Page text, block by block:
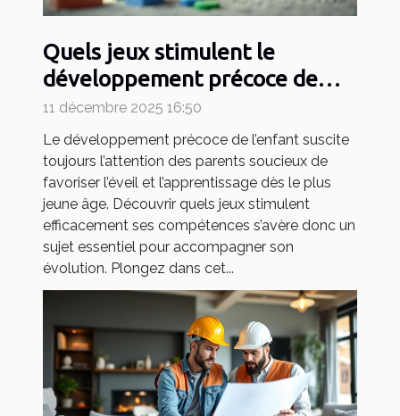
Quels jeux stimulent le
développement précoce de
votre enfant ?
11 décembre 2025 16:50
Le développement précoce de l’enfant suscite
toujours l’attention des parents soucieux de
favoriser l’éveil et l’apprentissage dès le plus
jeune âge. Découvrir quels jeux stimulent
efficacement ses compétences s’avère donc un
sujet essentiel pour accompagner son
évolution. Plongez dans cet...